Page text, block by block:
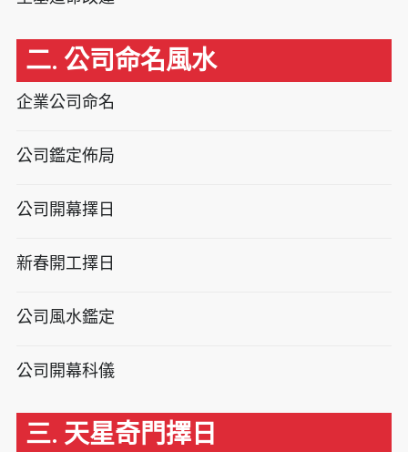
二. 公司命名風水
企業公司命名
公司鑑定佈局
公司開幕擇日
新春開工擇日
公司風水鑑定
公司開幕科儀
三. 天星奇門擇日